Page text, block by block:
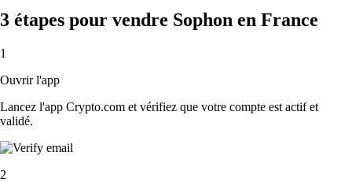
3 étapes pour vendre Sophon en France
1
Ouvrir l'app
Lancez l'app Crypto.com et vérifiez que votre compte est actif et
validé.
2